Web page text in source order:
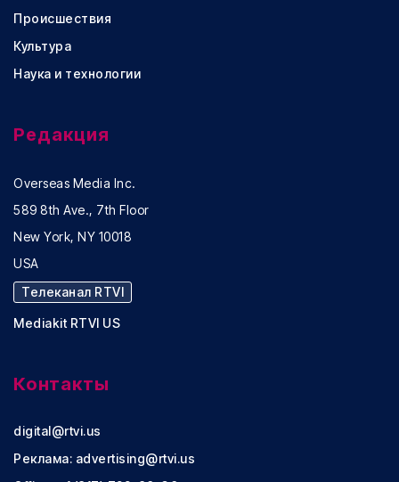
Происшествия
Культура
Наука и технологии
Редакция
Overseas Media Inc.
589 8th Ave., 7th Floor
New York, NY 10018
USA
Телеканал RTVI
Mediakit RTVI US
Контакты
digital@rtvi.us
Реклама: advertising@rtvi.us